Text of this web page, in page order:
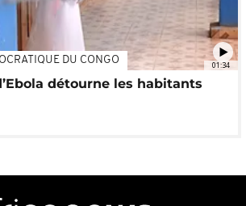
01:34
DU CONGO
détourne les habitants